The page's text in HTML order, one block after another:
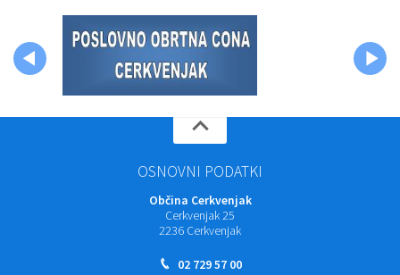
OSNOVNI PODATKI
Občina Cerkvenjak
Cerkvenjak 25
2236 Cerkvenjak
02 729 57 00